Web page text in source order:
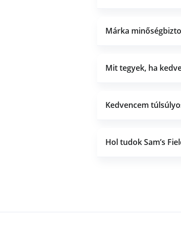
Márka
Mit tegyek, ha
Kedvencem
Hol tudok Sam’s